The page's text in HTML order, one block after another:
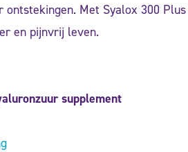
Met Syalox 300 Plus
en pijnvrij leven.
supplement